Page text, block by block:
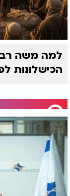
למה משה
הכישלונות